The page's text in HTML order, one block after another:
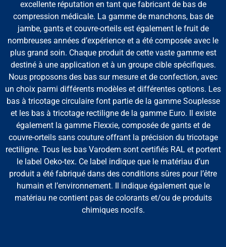
excellente réputation en tant que fabricant de bas de
compression médicale. La gamme de manchons, bas de
jambe, gants et couvre-orteils est également le fruit de
nombreuses années d’expérience et a été composée avec le
plus grand soin. Chaque produit de cette vaste gamme est
destiné à une application et à un groupe cible spécifiques.
Nous proposons des bas sur mesure et de confection, avec
un choix parmi différents modèles et différentes options. Les
bas à tricotage circulaire font partie de la gamme Souplesse
et les bas à tricotage rectiligne de la gamme Euro. Il existe
également la gamme Flexxie, composée de gants et de
couvre-orteils sans couture offrant la précision du tricotage
rectiligne. Tous les bas Varodem sont certifiés RAL et portent
le label Oeko-tex. Ce label indique que le matériau d’un
produit a été fabriqué dans des conditions sûres pour l’être
humain et l’environnement. Il indique également que le
matériau ne contient pas de colorants et/ou de produits
chimiques nocifs.